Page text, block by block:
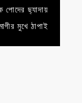
পোদের ছ্যাদায়
মুখে ঠাপাই